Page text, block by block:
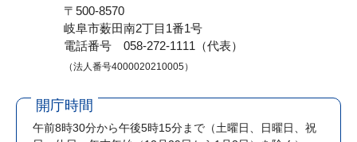
〒500-8570
岐阜市薮田南2丁目1番1号
電話番号 058-272-1111（代表）
（法人番号4000020210005）
開庁時間
午前8時30分から午後5時15分まで （土曜日、日曜日、祝